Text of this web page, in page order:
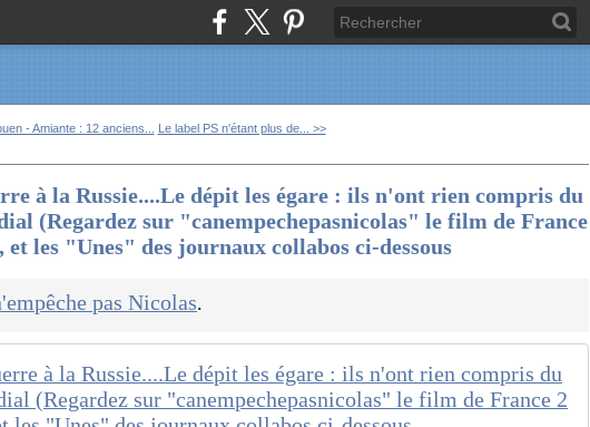
- Amiante : 12 anciens... Le label PS n'étant plus de... >>
à la Russie....Le dépit les égare : ils n'ont rien compris du
(Regardez sur "canempechepasnicolas" le film de France
les "Unes" des journaux collabos ci-dessous
pas Nicolas.